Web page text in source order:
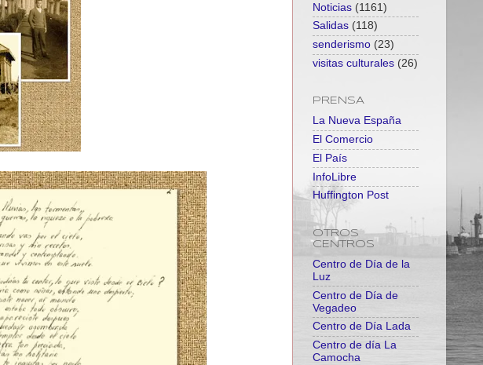
Noticias (1161)
Salidas (118)
senderismo (23)
visitas culturales (26)
PRENSA
La Nueva España
El Comercio
El País
InfoLibre
Huffington Post
OTROS
CENTROS
Centro de Día de la
Luz
Centro de Día de
Vegadeo
Centro de Día Lada
Centro de día La
Camocha